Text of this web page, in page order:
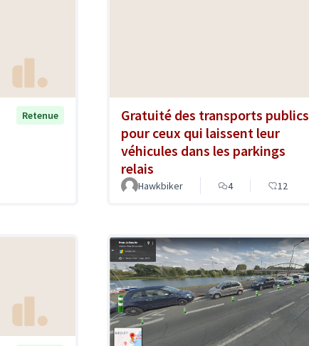
Retenue
Gratuité des transports publics
pour ceux qui laissent leur
véhicules dans les parkings
relais
Hawkbiker 4 12